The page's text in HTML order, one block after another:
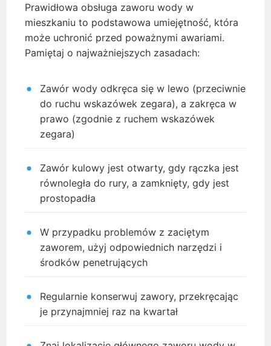
Prawidłowa obsługa zaworu wody w
mieszkaniu to podstawowa umiejętność, która
może uchronić przed poważnymi awariami.
Pamiętaj o najważniejszych zasadach:
Zawór wody odkręca się w lewo (przeciwnie
do ruchu wskazówek zegara), a zakręca w
prawo (zgodnie z ruchem wskazówek
zegara)
Zawór kulowy jest otwarty, gdy rączka jest
równoległa do rury, a zamknięty, gdy jest
prostopadła
W przypadku problemów z zaciętym
zaworem, użyj odpowiednich narzędzi i
środków penetrujących
Regularnie konserwuj zawory, przekręcając
je przynajmniej raz na kwartał